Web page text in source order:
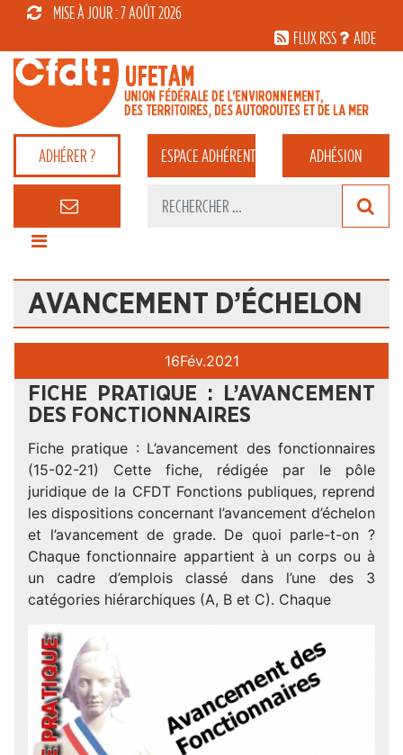
MISE À JOUR : 7 AOÛT 2026
FLUX RSS
AIDE
ADHÉRER ? ESPACEADHÉRENT ADHÉSION
AVANCEMENT D’ÉCHELON
16Fév.2021
FICHE PRATIQUE : L’AVANCEMENT
DES FONCTIONNAIRES
Fiche pratique : L’avancement des fonctionnaires
(15-02-21) Cette fiche, rédigée par le pôle
juridique de la CFDT Fonctions publiques, reprend
les dispositions concernant l’avancement d’échelon
et l’avancement de grade. De quoi parle-t-on ?
Chaque fonctionnaire appartient à un corps ou à
un cadre d’emplois classé dans l’une des 3
catégories hiérarchiques (A, B et C). Chaque